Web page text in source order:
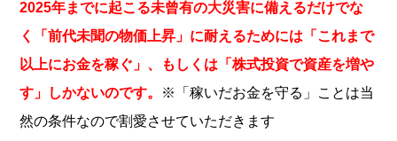
2025年までに起こる未曾有の大災害に備えるだけでな
く「前代未聞の物価上昇」に耐えるためには「これまで
以上にお金を稼ぐ」、もしくは「株式投資で資産を増や
す」しかないのです。 ※「稼いだお金を守る」ことは当
然の条件なので割愛させていただきます